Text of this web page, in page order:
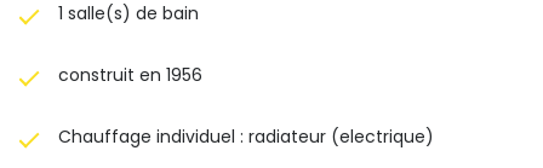
1 salle(s) de bain
construit en 1956
Chauffage individuel : radiateur (electrique)